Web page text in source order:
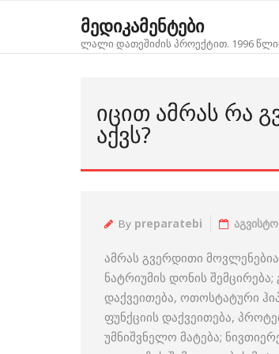
მედიკამენტები
ლალი დათეშიძის პროექტით. 1996
ᲘᲪᲘᲗ ᲐᲛᲠᲐᲡ ᲠᲐ
ᲐᲥᲕᲡ?
By preparatebi
ამრას გვერდითი
ნატრიუმის დონის
დაქვეითება, ოთოსტატური
ფუნქციის დაქვეითება,
უმნიშვნელო მატება;